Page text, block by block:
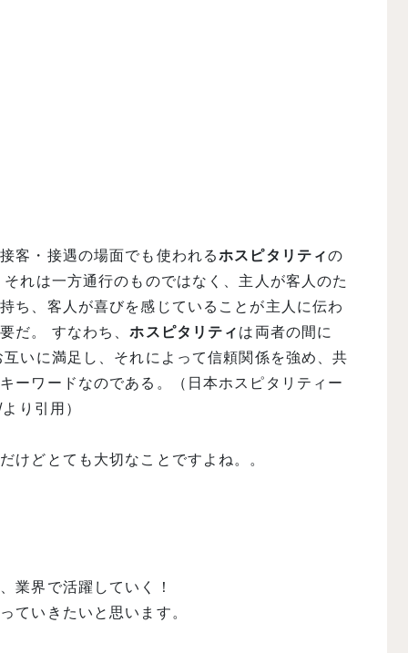
客・接遇の場面でも使われるホスピタリティの
れは一方通行のものではなく、主人が客人のた
ち、客人が喜びを感じていることが主人に伝わ
だ。 すなわち、ホスピタリティ は両者の間に
いに満足し、それによって信頼関係を強め、共
ーワードなのである。（日本ホスピタリティー
り引用）
けどとても大切なことですよね。。
業界で活躍していく！
ていきたいと思います。